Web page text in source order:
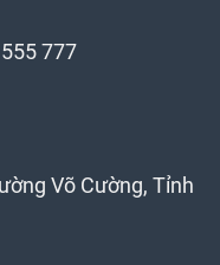
777
Võ Cường, Tỉnh